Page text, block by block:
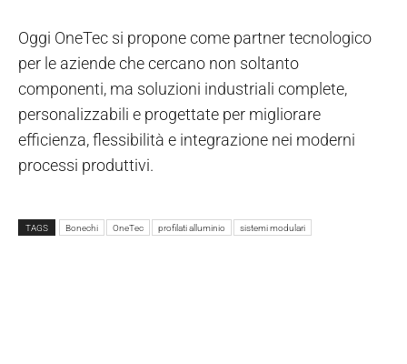
Oggi OneTec si propone come partner tecnologico
per le aziende che cercano non soltanto
componenti, ma soluzioni industriali complete,
personalizzabili e progettate per migliorare
efficienza, flessibilità e integrazione nei moderni
processi produttivi.
TAGS Bonechi OneTec profilati alluminio sistemi modulari